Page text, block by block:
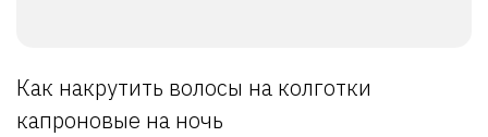
Как накрутить волосы на колготки
капроновые на ночь